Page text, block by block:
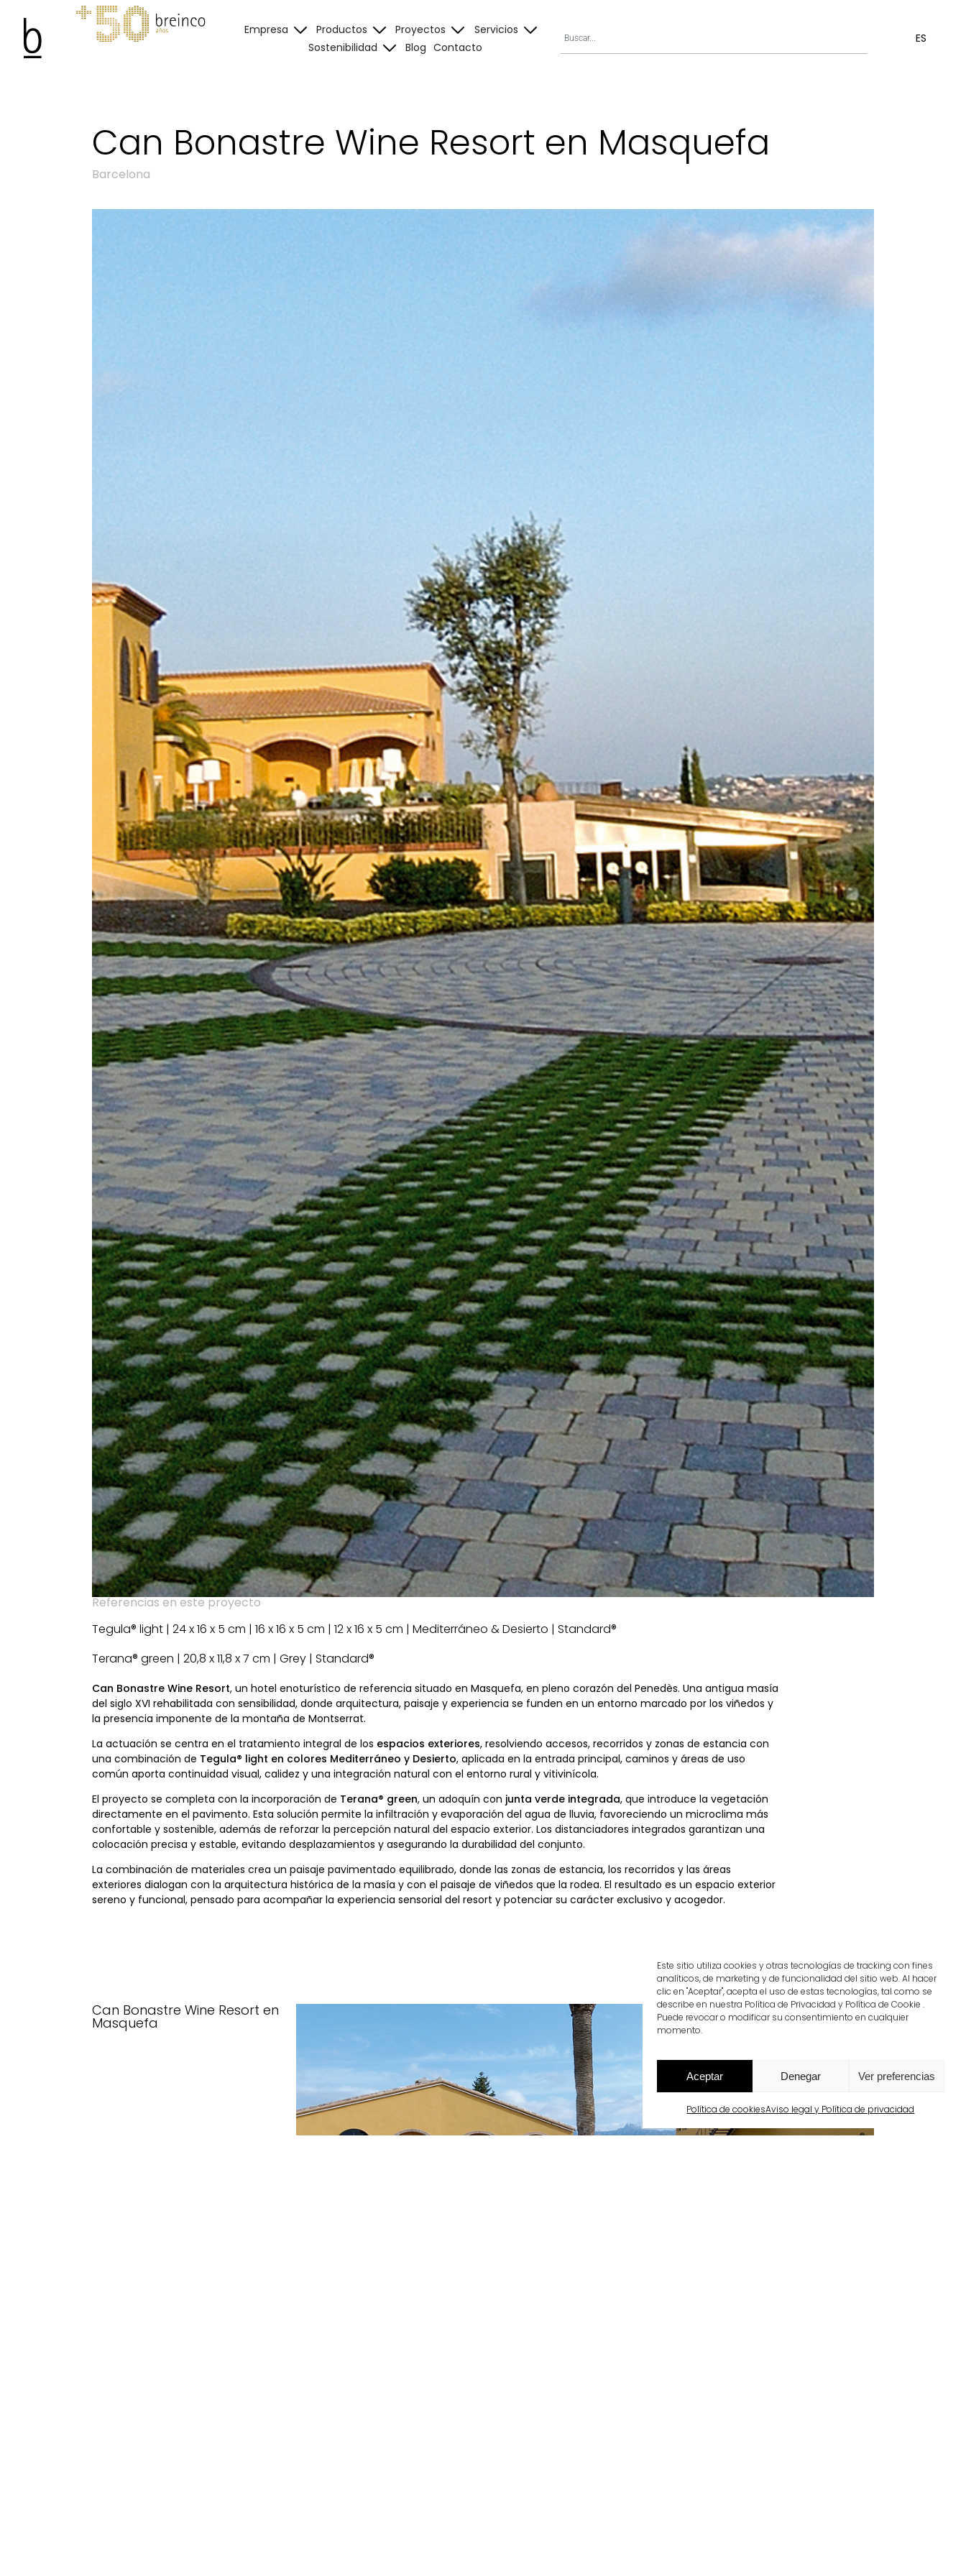
Este sitio utiliza cookies y otras tecnologías de tracking con fines
analíticos, de marketing y de funcionalidad del sitio web. Al hacer
clic en "Aceptar", acepta el uso de estas tecnologías, tal como se
describe en nuestra Política de Privacidad y Política de Cookie .
Puede revocar o modificar su consentimiento en cualquier
momento.
Aceptar Denegar Ver preferencias
Política de cookiesAviso legal y Política de privacidad
Empresa Productos Proyectos
Servicios
Sostenibilidad
Blog Contacto
ES
Can Bonastre Wine Resort en Masquefa
Barcelona
Referencias en este proyecto
Tegula® light | 24 x 16 x 5 cm | 16 x 16 x 5 cm | 12 x 16 x 5 cm | Mediterráneo & Desierto | Standard®
Terana® green | 20,8 x 11,8 x 7 cm | Grey | Standard®
Can Bonastre Wine Resort, un hotel enoturístico de referencia situado en Masquefa, en pleno corazón del Penedès. Una antigua masía
del siglo XVI rehabilitada con sensibilidad, donde arquitectura, paisaje y experiencia se funden en un entorno marcado por los viñedos y
la presencia imponente de la montaña de Montserrat.
La actuación se centra en el tratamiento integral de los espacios exteriores, resolviendo accesos, recorridos y zonas de estancia con
una combinación de Tegula® light en colores Mediterráneo y Desierto, aplicada en la entrada principal, caminos y áreas de uso
común aporta continuidad visual, calidez y una integración natural con el entorno rural y vitivinícola.
El proyecto se completa con la incorporación de Terana® green, un adoquín con junta verde integrada, que introduce la vegetación
directamente en el pavimento. Esta solución permite la infiltración y evaporación del agua de lluvia, favoreciendo un microclima más
confortable y sostenible, además de reforzar la percepción natural del espacio exterior. Los distanciadores integrados garantizan una
colocación precisa y estable, evitando desplazamientos y asegurando la durabilidad del conjunto.
La combinación de materiales crea un paisaje pavimentado equilibrado, donde las zonas de estancia, los recorridos y las áreas
exteriores dialogan con la arquitectura histórica de la masía y con el paisaje de viñedos que la rodea. El resultado es un espacio exterior
sereno y funcional, pensado para acompañar la experiencia sensorial del resort y potenciar su carácter exclusivo y acogedor.
Can Bonastre Wine Resort en
Masquefa